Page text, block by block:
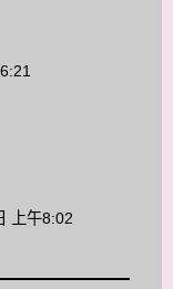
上午8:02